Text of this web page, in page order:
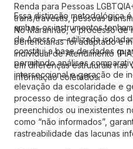
Renda para Pessoas
trans/travestis, pessoas
No Maranhão, o processo de
beneficiárias foi adaptado e
Individual de Atendimento
em diferenças estruturais nas
informação coletados.
Essa distinção metodológica
ambos os instrumentos
de Acesso — utilizada
constitui a base de dados
permitindo análises
interseccional e geração de
elevação da escolaridade e
processo de integração dos
preenchidos ou inexistentes
como “não informados”,
rastreabilidade das lacunas